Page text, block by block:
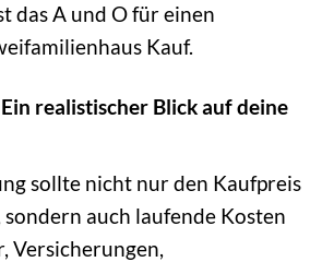
das A und O für einen
Kauf.
realistischer Blick auf deine
sollte nicht nur den Kaufpreis
auch laufende Kosten
Versicherungen,